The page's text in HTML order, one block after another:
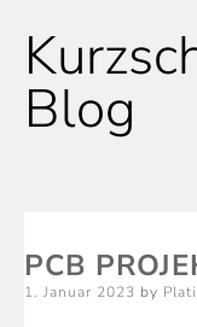
Blog
PCB
Posted
1. Januar 2023 by